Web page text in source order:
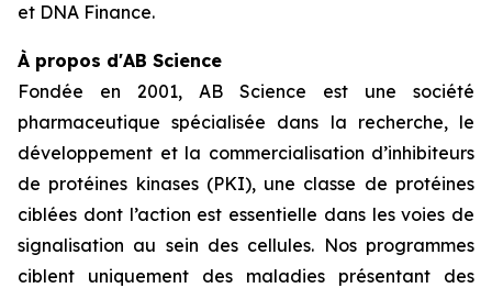
et DNA Finance.
À propos d'AB Science
Fondée en 2001, AB Science est une société
pharmaceutique spécialisée dans la recherche, le
développement et la commercialisation d’inhibiteurs
de protéines kinases (PKI), une classe de protéines
ciblées dont l’action est essentielle dans les voies de
signalisation au sein des cellules. Nos programmes
ciblent uniquement des maladies présentant des